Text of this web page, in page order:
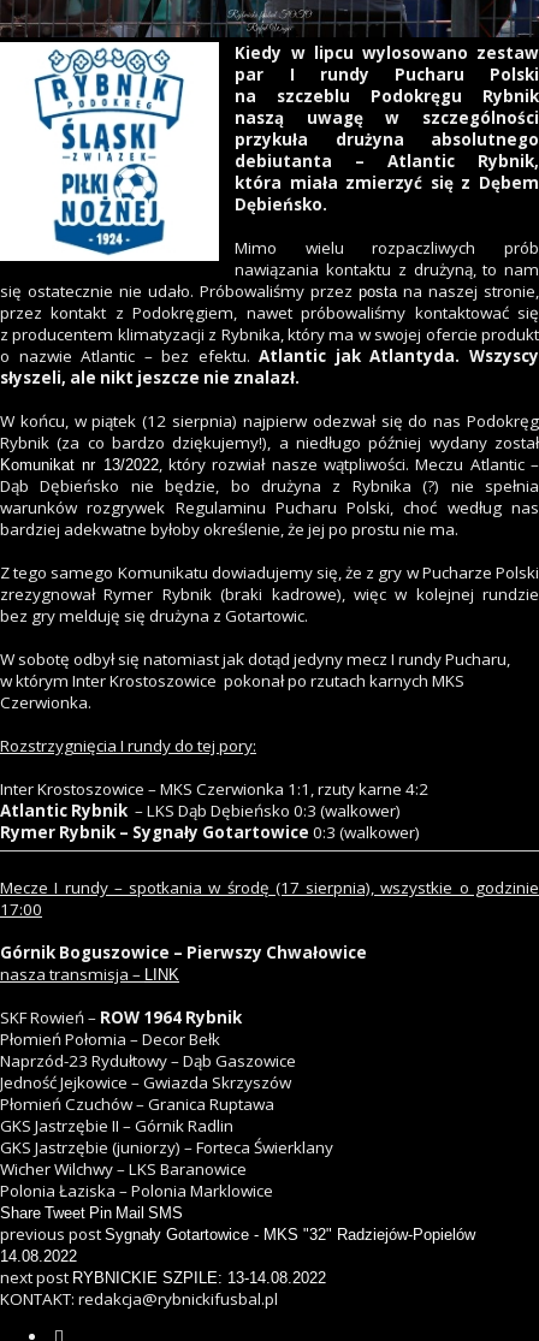
Kiedy w lipcu wylosowano zestaw
par I rundy Pucharu Polski
na szczeblu Podokręgu Rybnik
naszą uwagę w szczególności
przykuła drużyna absolutnego
debiutanta – Atlantic Rybnik,
która miała zmierzyć się z Dębem
Dębieńsko.
Mimo wielu rozpaczliwych prób
nawiązania kontaktu z drużyną, to nam
się ostatecznie nie udało. Próbowaliśmy przez postana naszej stronie,
przez kontakt z Podokręgiem, nawet próbowaliśmy kontaktować się
z producentem klimatyzacji z Rybnika, który ma w swojej ofercie produkt
o nazwie Atlantic – bez efektu.Atlantic jak Atlantyda. Wszyscy
słyszeli, ale nikt jeszcze nie znalazł.
W końcu, w piątek (12 sierpnia) najpierw odezwał się do nas Podokręg
Rybnik (za co bardzo dziękujemy!), a niedługo później wydany został
Komunikat nr 13/2022, który rozwiał nasze wątpliwości. Meczu Atlantic –
Dąb Dębieńsko nie będzie, bo drużyna z Rybnika (?) nie spełnia
warunków rozgrywek Regulaminu Pucharu Polski, choć według nas
bardziej adekwatne byłoby określenie, że jej po prostu nie ma.
Z tego samego Komunikatu dowiadujemy się, że z gry w Pucharze Polski
zrezygnował Rymer Rybnik (braki kadrowe), więc w kolejnej rundzie
bez gry melduję się drużyna z Gotartowic.
W sobotę odbył się natomiast jak dotąd jedyny mecz I rundy Pucharu,
w którym Inter Krostoszowice pokonał po rzutach karnych MKS
Czerwionka.
Rozstrzygnięcia I rundy do tej pory:
Inter Krostoszowice – MKS Czerwionka 1:1, rzuty karne 4:2
Atlantic Rybnik – LKS Dąb Dębieńsko 0:3 (walkower)
Rymer Rybnik – Sygnały Gotartowice 0:3 (walkower)
Mecze I rundy – spotkania w środę (17 sierpnia), wszystkie o godzinie
17:00
Górnik Boguszowice – Pierwszy Chwałowice
nasza transmisja – LINK
SKF Rowień – ROW 1964 Rybnik
Płomień Połomia – Decor Bełk
Naprzód-23 Rydułtowy – Dąb Gaszowice
Jedność Jejkowice – Gwiazda Skrzyszów
Płomień Czuchów – Granica Ruptawa
GKS Jastrzębie II – Górnik Radlin
GKS Jastrzębie (juniorzy) – Forteca Świerklany
Wicher Wilchwy – LKS Baranowice
Polonia Łaziska – Polonia Marklowice
Share Tweet Pin Mail SMS
previous post Sygnały Gotartowice - MKS "32" Radziejów-Popielów
14.08.2022
next post RYBNICKIE SZPILE: 13-14.08.2022
KONTAKT: redakcja@rybnickifusbal.pl